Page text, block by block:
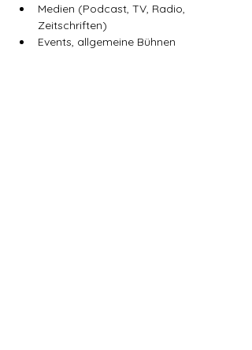
Medien (Podcast, TV, Radio,
Zeitschriften)
Events, allgemeine Bühnen